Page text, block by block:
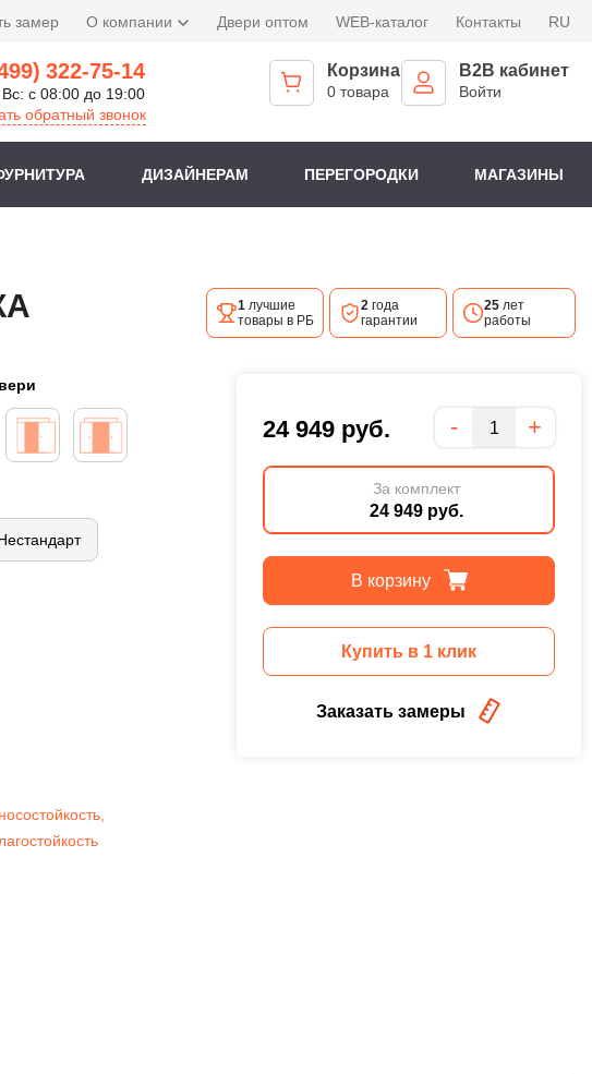
замер О компании Двери оптом WEB-каталог Контакты RU
322-75-14
с 08:00 до 19:00
обратный звонок
Корзина
0 товара
B2B кабинет
Войти
ДИЗАЙНЕРАМ ПЕРЕГОРОДКИ МАГАЗИНЫ
1лучшие
товары в РБ
2года
гарантии
25лет
работы
,
24 949 руб. Количество
- +
За комплект
24 949 руб.
В корзину
Купить в 1 клик
Заказать замеры